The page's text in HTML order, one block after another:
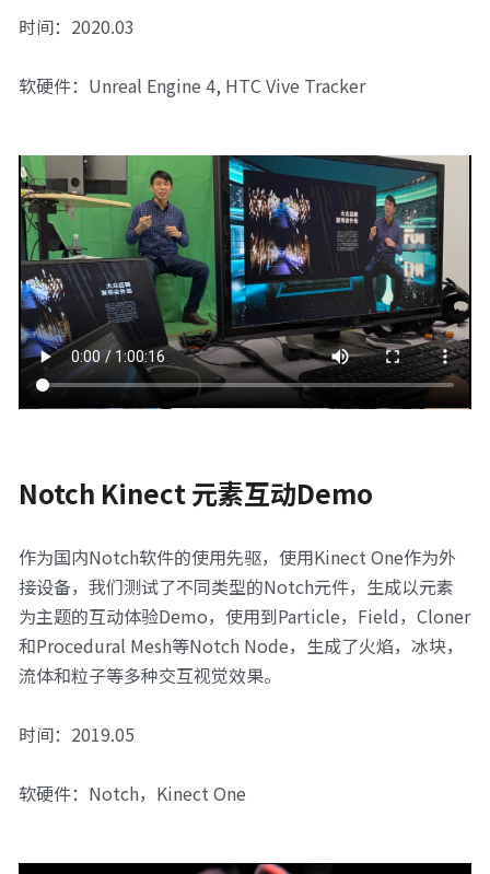
时间：2020.03
软硬件：Unreal Engine 4, HTC Vive Tracker
Notch Kinect 元素互动Demo
作为国内Notch软件的使用先驱，使用Kinect One作为外
接设备，我们测试了不同类型的Notch元件，生成以元素
为主题的互动体验Demo，使用到Particle，Field，Cloner
和Procedural Mesh等Notch Node，生成了火焰，冰块，
流体和粒子等多种交互视觉效果。
时间：2019.05
软硬件：Notch，Kinect One